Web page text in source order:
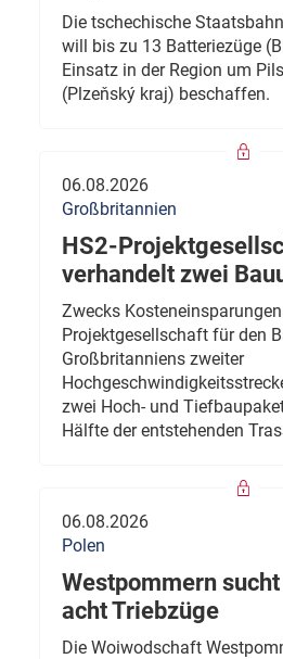
Die tschechische
will bis zu 13 Batteriezüge
Einsatz in der Region um
(Plzeňský kraj) beschaffen.
06.08.2026
Großbritannien
HS2-
verhandelt zwei
Zwecks
Projektgesellschaft für den
Großbritanniens zweiter
zwei Hoch- und
Hälfte der entstehenden
06.08.2026
Polen
Westpommern sucht
acht Triebzüge
Die Woiwodschaft